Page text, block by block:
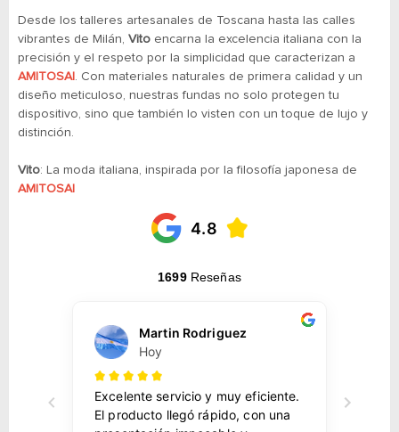
Desde los talleres artesanales de Toscana hasta las calles
vibrantes de Milán, Vito encarna la excelencia italiana con la
precisión y el respeto por la simplicidad que caracterizan a
AMITOSAI . Con materiales naturales de primera calidad y un
diseño meticuloso, nuestras fundas no solo protegen tu
dispositivo, sino que también lo visten con un toque de lujo y
distinción.
Vito: La moda italiana, inspirada por la filosofía japonesa de
AMITOSAI